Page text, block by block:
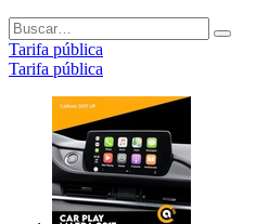
Tarifa pública
Tarifa pública